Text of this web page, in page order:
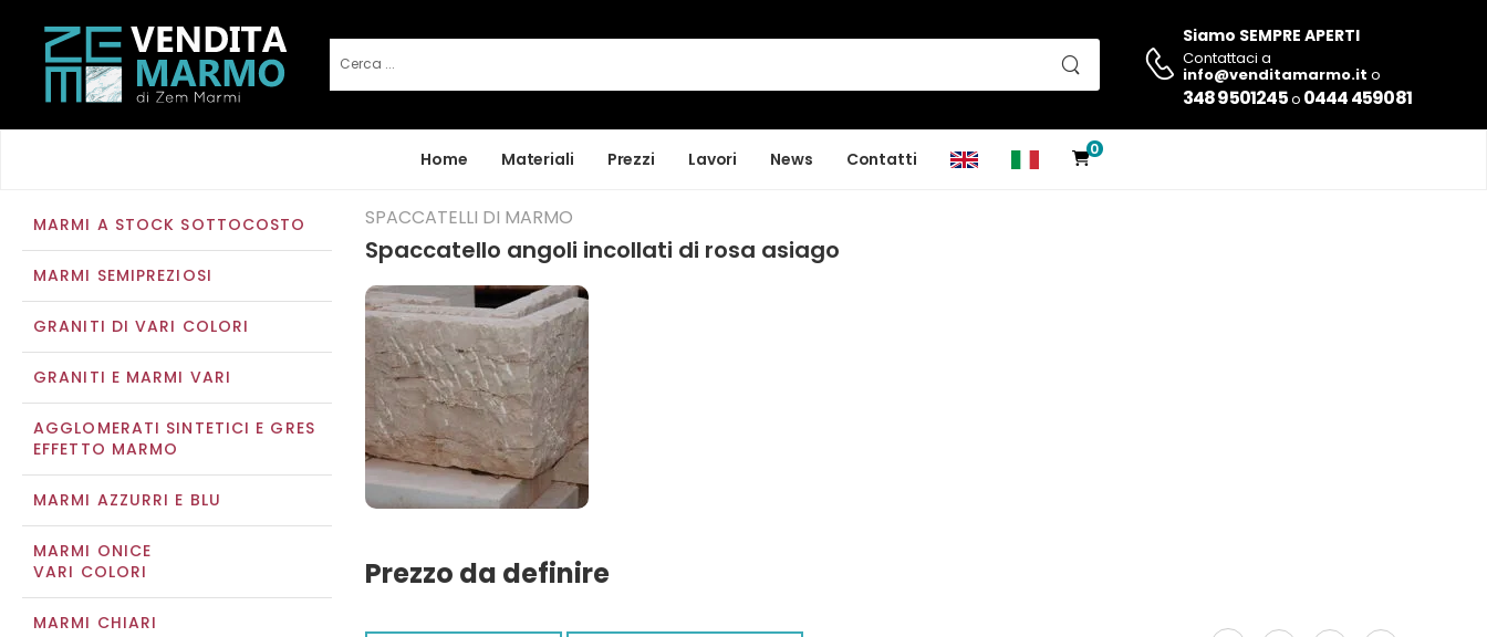
Siamo SEMPRE APERTI
Contattaci a
info@venditamarmo.it o
348 9501245o 0444 459081
Home Materiali Prezzi Lavori News Contatti 0
MARMI A STOCK SOTTOCOSTO
MARMI SEMIPREZIOSI
GRANITI DI VARI COLORI
GRANITI E MARMI VARI
AGGLOMERATI SINTETICI E GRES
EFFETTO MARMO
MARMI AZZURRI E BLU
MARMI ONICE
VARI COLORI
MARMI CHIARI
SPACCATELLI DI MARMO
Spaccatello angoli incollati di rosa asiago
Prezzo da definire